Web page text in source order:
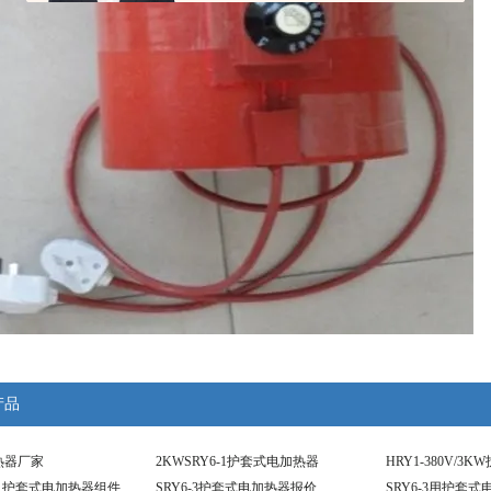
品
器厂家 2KWSRY6-1护套式电加热器
HRY1-380V/3KW
护套式电加热器组件
SRY6-3护套式电加热器报价 SRY6-3用护套式